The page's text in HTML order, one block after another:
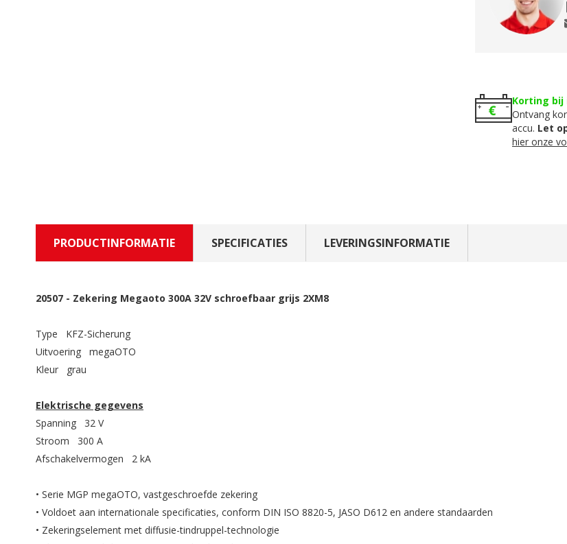
Korting bij
Ontvang
accu. Let
hier onze
PRODUCTINFORMATIE
20507 - Zekering Megaoto 300A 32V schroefbaar grijs 2XM8
Type KFZ-Sicherung
Uitvoering megaOTO
Kleur grau
Elektrische gegevens
Spanning 32 V
Stroom 300 A
Afschakelvermogen 2 kA
• Serie MGP megaOTO, vastgeschroefde zekering
• Voldoet aan internationale specificaties, conform DIN ISO 8820-5, JASO D612 en andere standaarden
• Zekeringselement met diffusie-tindruppel-technologie
SPECIFICATIES LEVERINGSINFORMATIE